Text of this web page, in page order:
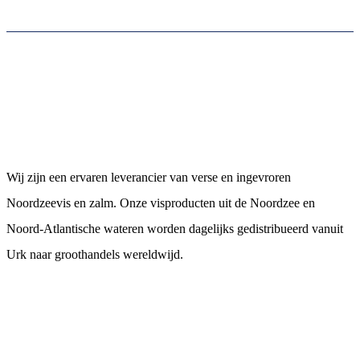
Wij zijn een ervaren leverancier van verse en ingevroren
Noordzeevis en zalm. Onze visproducten uit de Noordzee en
Noord-Atlantische wateren worden dagelijks gedistribueerd vanuit
Urk naar groothandels wereldwijd.